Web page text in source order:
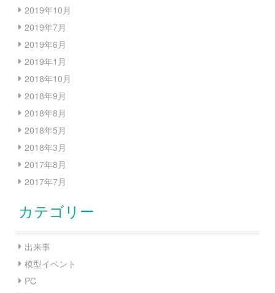
2019年10月
2019年7月
2019年6月
2019年1月
2018年10月
2018年9月
2018年8月
2018年5月
2018年3月
2017年8月
2017年7月
カテゴリー
出来事
模型イベント
PC